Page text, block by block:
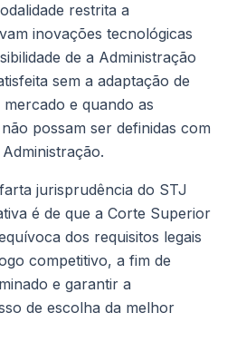
restrita a
inovações tecnológicas
de a Administração
sem a adaptação de
e quando as
possam ser definidas com
jurisprudência do STJ
é de que a Corte Superior
dos requisitos legais
competitivo, a fim de
e garantir a
de escolha da melhor